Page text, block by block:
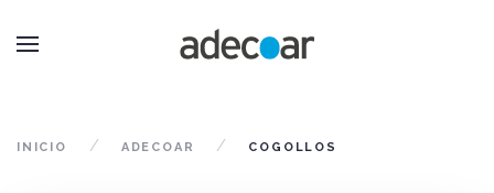
INICIO ADECOAR COGOLLOS